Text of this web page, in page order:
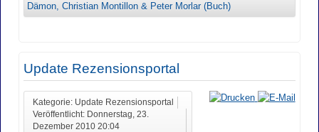
Dämon, Christian Montillon & Peter Morlar (Buch)
Update Rezensionsportal
Kategorie: Update Rezensionsportal
Veröffentlicht: Donnerstag, 23.
Dezember 2010 20:04